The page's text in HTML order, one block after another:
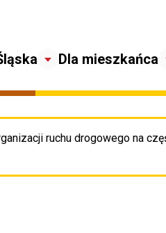
Dla mieszkańca
ruchu drogowego na
Przejdź